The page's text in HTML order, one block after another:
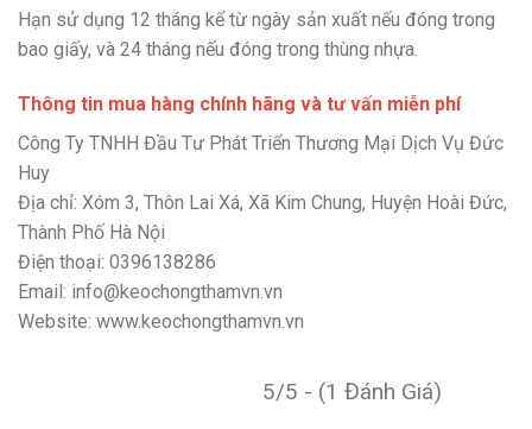
Hạn sử dụng 12 tháng kể từ ngày sản xuất nếu đóng trong
bao giấy, và 24 tháng nếu đóng trong thùng nhựa.
Thông tin mua hàng chính hãng và tư vấn miễn phí
Công Ty TNHH Đầu Tư Phát Triển Thương Mại Dịch Vụ Đức
Huy
Địa chỉ: Xóm 3, Thôn Lai Xá, Xã Kim Chung, Huyện Hoài Đức,
Thành Phố Hà Nội
Điện thoại: 0396138286
Email: info@keochongthamvn.vn
Website: www.keochongthamvn.vn
5/5 - (1 Đánh Giá)